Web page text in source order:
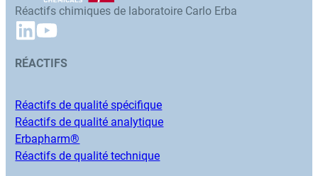
Réactifs chimiques de laboratoire Carlo Erba
RÉACTIFS
Réactifs de qualité spécifique
Réactifs de qualité analytique
Erbapharm®
Réactifs de qualité technique